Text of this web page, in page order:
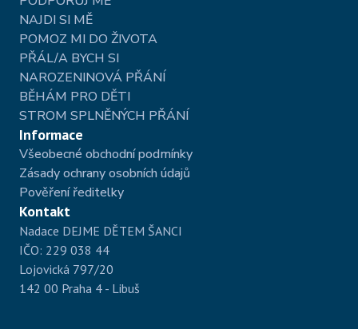
NAJDI SI MĚ
POMOZ MI DO ŽIVOTA
PŘÁL/A BYCH SI
NAROZENINOVÁ PŘÁNÍ
BĚHÁM PRO DĚTI
STROM SPLNĚNÝCH PŘÁNÍ
Informace
Všeobecné obchodní podmínky
Zásady ochrany osobních údajů
Pověření ředitelky
Kontakt
Nadace DEJME DĚTEM ŠANCI
IČO: 229 038 44
Lojovická 797/20
142 00 Praha 4 - Libuš